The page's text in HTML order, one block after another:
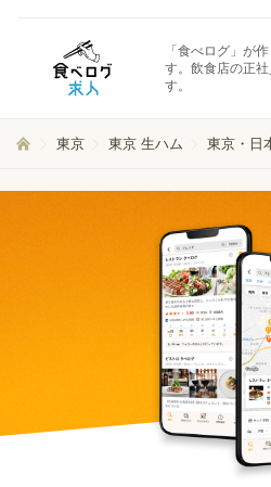
「食べログ」が
す。飲食店の正
す。
東京 東京 生ハム 東京・日